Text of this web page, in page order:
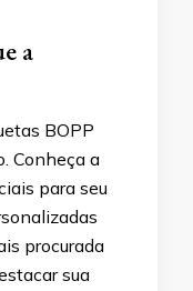
a
BOPP
Conheça a
para seu
procurada
sua